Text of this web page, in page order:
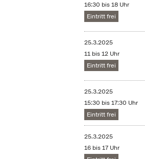
16:30 bis 18 Uhr
Eintritt frei
25.3.2025
11 bis 12 Uhr
Eintritt frei
25.3.2025
15:30 bis 17:30 Uhr
Eintritt frei
25.3.2025
16 bis 17 Uhr